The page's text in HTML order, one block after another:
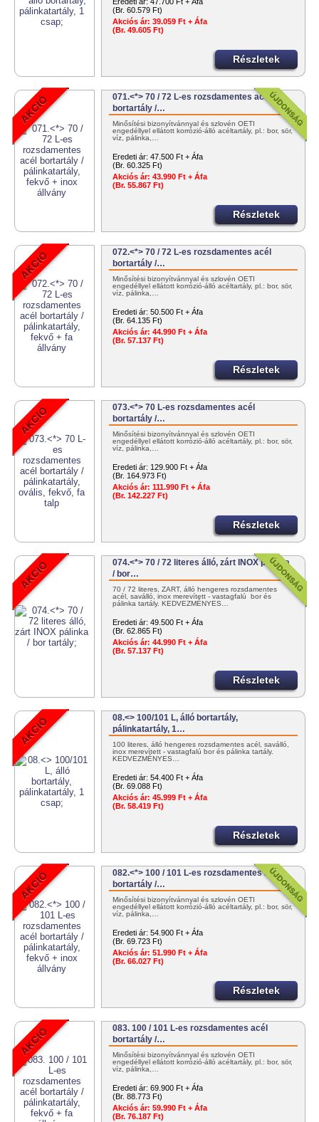
(Br. 60.579 Ft)
Akciós ár: 39.059 Ft + Áfa
(Br. 49.605 Ft)
Részletek
071.<*> 70 / 72 L-es rozsdamentes acél
bortartály /…
Minősítési bizonyítvánnyal és szlovén OÉTI
engedéllyel ellátott korrózió-álló acéltartály, pl.: bor, sör,
víz, pálinka,…
Eredeti ár: 47.500 Ft + Áfa
(Br. 60.325 Ft)
Akciós ár: 43.990 Ft + Áfa
(Br. 55.867 Ft)
Részletek
072.<*> 70 / 72 L-es rozsdamentes acél
bortartály /…
Minősítési bizonyítvánnyal és szlovén OÉTI
engedéllyel ellátott korrózió-álló acéltartály, pl.: bor, sör,
víz, pálinka,…
Eredeti ár: 50.500 Ft + Áfa
(Br. 64.135 Ft)
Akciós ár: 44.990 Ft + Áfa
(Br. 57.137 Ft)
Részletek
073.<*> 70 L-es rozsdamentes acél
bortartály /…
Minősítési bizonyítvánnyal és szlovén OÉTI
engedéllyel ellátott korrózió-álló acéltartály, pl.: bor, sör,
víz, pálinka,…
Eredeti ár: 129.900 Ft + Áfa
(Br. 164.973 Ft)
Akciós ár: 111.990 Ft + Áfa
(Br. 142.227 Ft)
Részletek
074.<*> 70 / 72 literes álló, zárt INOX pálinka
/ bor…
70 / 72 literes, ZÁRT, álló hengeres rozsdamentes
acél, saválló, inox merevített - vastagfalú bor és
pálinka tartály. KEDVEZMÉNYES…
Eredeti ár: 49.500 Ft + Áfa
(Br. 62.865 Ft)
Akciós ár: 44.990 Ft + Áfa
(Br. 57.137 Ft)
Részletek
08.<> 100/101 L, álló bortartály,
pálinkatartály, 1…
100 literes, álló hengeres rozsdamentes acél, saválló,
inox merevített - vastagfalú bor és pálinka tartály.
KEDVEZMÉNYES…
Eredeti ár: 54.400 Ft + Áfa
(Br. 69.088 Ft)
Akciós ár: 45.999 Ft + Áfa
(Br. 58.419 Ft)
Részletek
082.<*> 100 / 101 L-es rozsdamentes acél
bortartály /…
Minősítési bizonyítvánnyal és szlovén OÉTI
engedéllyel ellátott korrózió-álló acéltartály, pl.: bor, sör,
víz, pálinka,…
Eredeti ár: 54.900 Ft + Áfa
(Br. 69.723 Ft)
Akciós ár: 51.990 Ft + Áfa
(Br. 66.027 Ft)
Részletek
083. 100 / 101 L-es rozsdamentes acél
bortartály /…
Minősítési bizonyítvánnyal és szlovén OÉTI
engedéllyel ellátott korrózió-álló acéltartály, pl.: bor, sör,
víz, pálinka,…
Eredeti ár: 69.900 Ft + Áfa
(Br. 88.773 Ft)
Akciós ár: 59.990 Ft + Áfa
(Br. 76.187 Ft)